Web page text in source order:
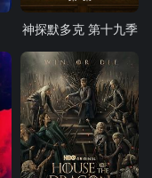
神探默多克 第十九季